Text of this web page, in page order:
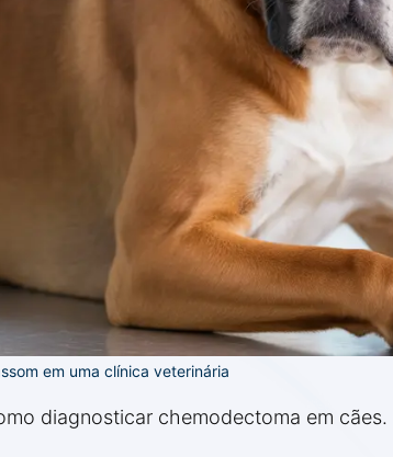
em uma clínica veterinária
diagnosticar chemodectoma em